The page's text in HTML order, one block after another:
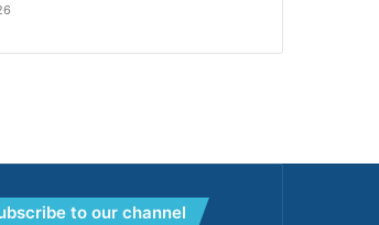
to our channel